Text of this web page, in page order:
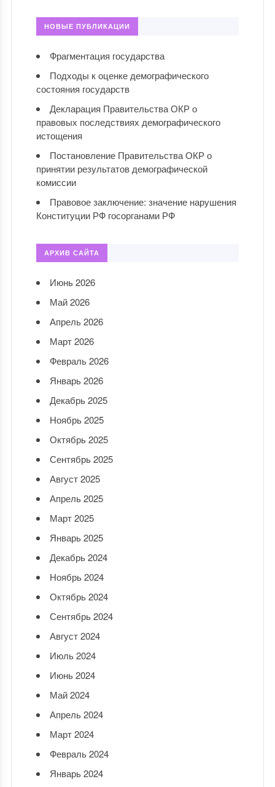
НОВЫЕ ПУБЛИКАЦИИ
Фрагментация государства
Подходы к оценке демографического
состояния государств
Декларация Правительства ОКР о
правовых последствиях демографического
истощения
Постановление Правительства ОКР о
принятии результатов демографической
комиссии
Правовое заключение: значение нарушения
Конституции РФ госорганами РФ
АРХИВ САЙТА
Июнь 2026
Май 2026
Апрель 2026
Март 2026
Февраль 2026
Январь 2026
Декабрь 2025
Ноябрь 2025
Октябрь 2025
Сентябрь 2025
Август 2025
Апрель 2025
Март 2025
Январь 2025
Декабрь 2024
Ноябрь 2024
Октябрь 2024
Сентябрь 2024
Август 2024
Июль 2024
Июнь 2024
Май 2024
Апрель 2024
Март 2024
Февраль 2024
Январь 2024